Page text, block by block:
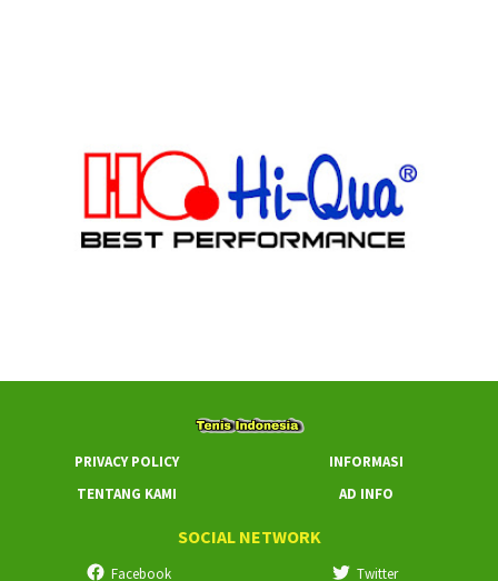
PRIVACY POLICY
INFORMASI
TENTANG KAMI
AD INFO
SOCIAL NETWORK
Facebook Twitter